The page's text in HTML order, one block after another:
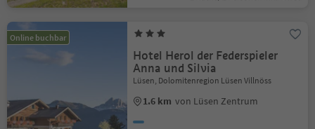
Online buchbar
Hotel Herol der Federspieler
Anna und Silvia
Lüsen, Dolomitenregion Lüsen Villnöss
1.6 km von Lüsen Zentrum